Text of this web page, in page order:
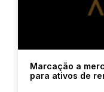
Marcação a
para ativos de